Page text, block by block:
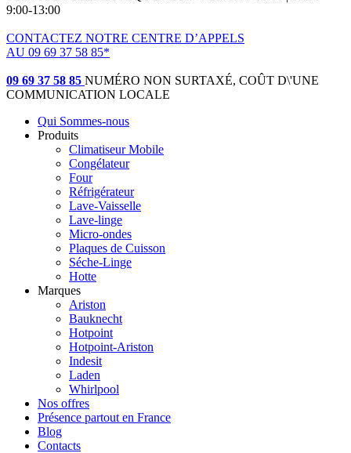
9:00-13:00
CONTACTEZ NOTRE CENTRE D’APPELS
AU 09 69 37 58 85*
09 69 37 58 85 NUMÉRO NON SURTAXÉ, COÛT D\'UNE
COMMUNICATION LOCALE
Qui Sommes-nous
Produits
Climatiseur Mobile
Congélateur
Four
Réfrigérateur
Lave-Vaisselle
Lave-linge
Micro-ondes
Plaques de Cuisson
Séche-Linge
Hotte
Marques
Ariston
Bauknecht
Hotpoint
Hotpoint-Ariston
Indesit
Laden
Whirlpool
Nos offres
Présence partout en France
Blog
Contacts